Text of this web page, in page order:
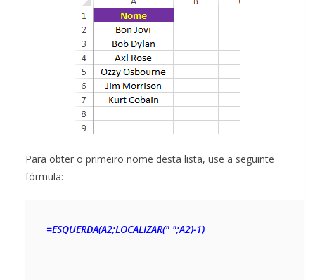
Para obter o primeiro nome desta lista, use a seguinte
fórmula:
=ESQUERDA(A2;LOCALIZAR(" ";A2)-1)